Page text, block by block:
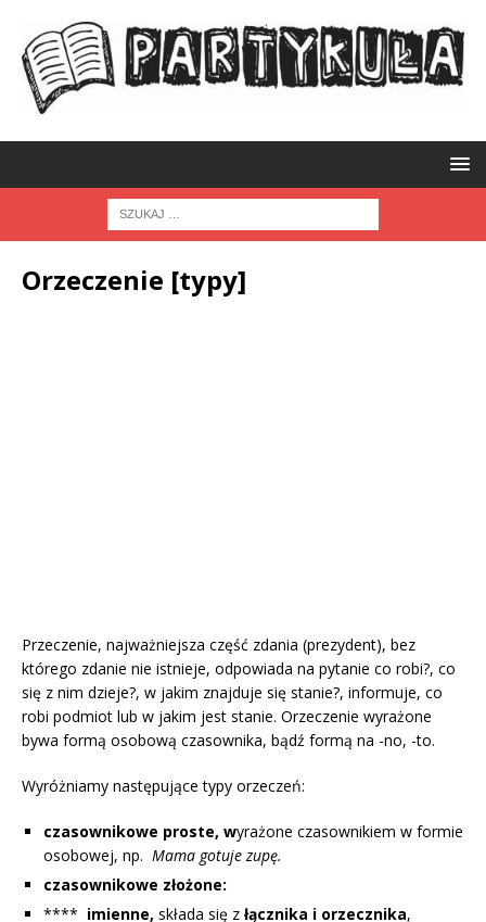
Orzeczenie [typy]
Przeczenie, najważniejsza część zdania (prezydent), bez
którego zdanie nie istnieje, odpowiada na pytanie co robi?, co
się z nim dzieje?, w jakim znajduje się stanie?, informuje, co
robi podmiot lub w jakim jest stanie. Orzeczenie wyrażone
bywa formą osobową czasownika, bądź formą na -no, -to.
Wyróżniamy następujące typy orzeczeń:
czasownikowe proste, wyrażone czasownikiem w formie
osobowej, np. Mama gotuje zupę.
czasownikowe złożone:
**** imienne, składa się z łącznika i orzecznika,